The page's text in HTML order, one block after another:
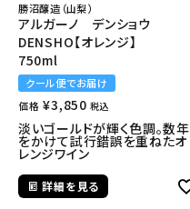
勝沼醸造（山梨）
アルガーノ デンショウ
DENSHO【オレンジ】
750ml
クール便でお届け
価格 ¥3,850 税込
淡いゴールドが輝く色調。数年
をかけて試行錯誤を重ねたオ
レンジワイン
詳細を見る